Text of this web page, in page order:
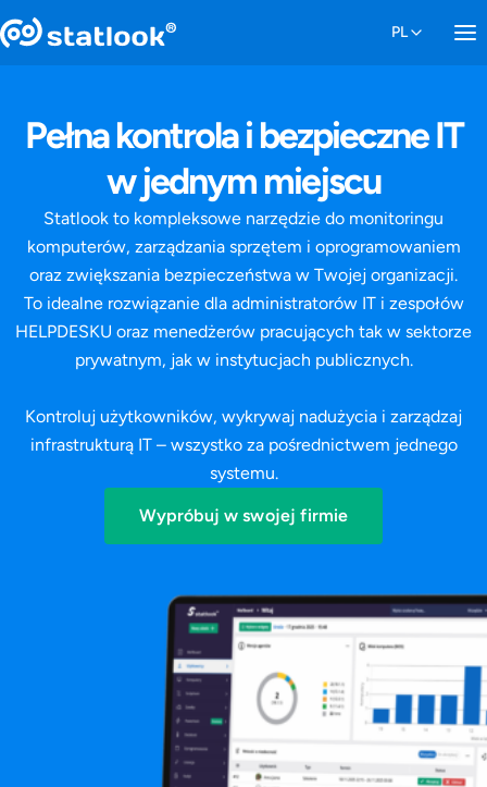
Pełna kontrola i bezpieczne IT
w jednym miejscu
Statlook to kompleksowe narzędzie do monitoringu
komputerów, zarządzania sprzętem i oprogramowaniem
oraz zwiększania bezpieczeństwa w Twojej organizacji.
To idealne rozwiązanie dla administratorów IT i zespołów
HELPDESKU oraz menedżerów pracujących tak w sektorze
prywatnym, jak w instytucjach publicznych.
Kontroluj użytkowników, wykrywaj nadużycia i zarządzaj
infrastrukturą IT – wszystko za pośrednictwem jednego
systemu.
Wypróbuj w swojej firmie